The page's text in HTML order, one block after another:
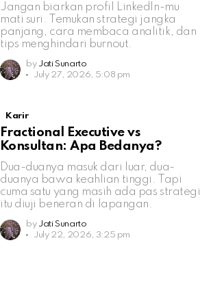
Jangan biarkan profil LinkedIn-mu
mati suri. Temukan strategi jangka
panjang, cara membaca analitik, dan
tips menghindari burnout.
by Jati Sunarto
July 27, 2026, 5:08 pm
Karir
Fractional Executive vs
Konsultan: Apa Bedanya?
Dua-duanya masuk dari luar, dua-
duanya bawa keahlian tinggi. Tapi
cuma satu yang masih ada pas strategi
itu diuji beneran di lapangan.
by Jati Sunarto
July 22, 2026, 3:25 pm